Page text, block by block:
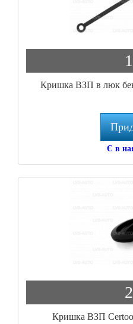
Кришка ВЗП в люк
Є в
Кришка ВЗП